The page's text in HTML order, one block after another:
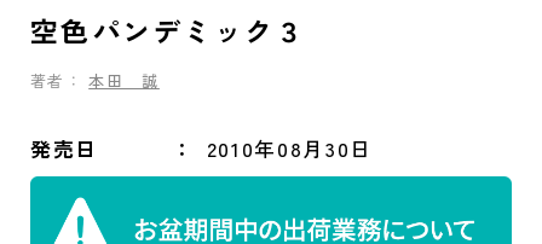
空色パンデミック３
著者： 本田 誠
発売日 2010年08月30日